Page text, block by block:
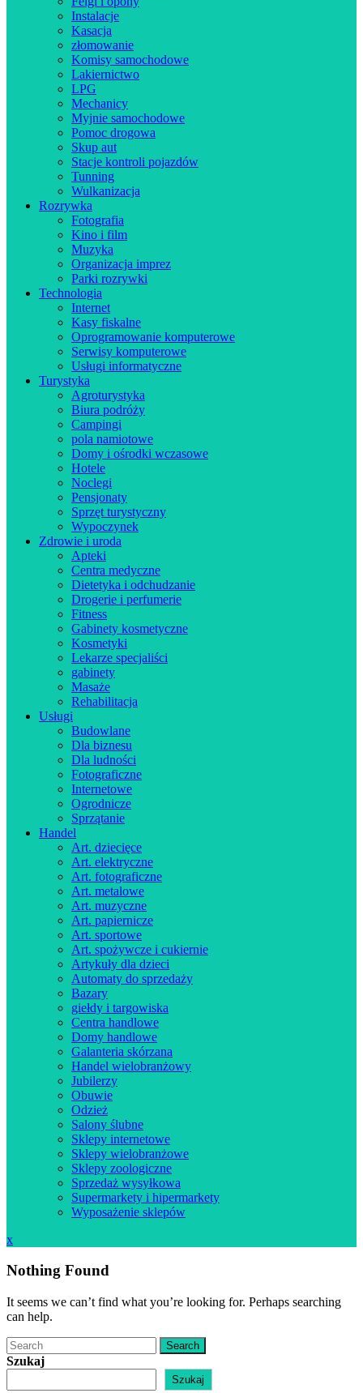
Instalacje
Kasacja
złomowanie
Komisy samochodowe
Lakiernictwo
LPG
Mechanicy
Myjnie samochodowe
Pomoc drogowa
Skup aut
Stacje kontroli pojazdów
Tunning
Wulkanizacja
Rozrywka
Fotografia
Kino i film
Muzyka
Organizacja imprez
Parki rozrywki
Technologia
Internet
Kasy fiskalne
Oprogramowanie komputerowe
Serwisy komputerowe
Usługi informatyczne
Turystyka
Agroturystyka
Biura podróży
Campingi
pola namiotowe
Domy i ośrodki wczasowe
Hotele
Noclegi
Pensjonaty
Sprzęt turystyczny
Wypoczynek
Zdrowie i uroda
Apteki
Centra medyczne
Dietetyka i odchudzanie
Drogerie i perfumerie
Fitness
Gabinety kosmetyczne
Kosmetyki
Lekarze specjaliści
gabinety
Masaże
Rehabilitacja
Usługi
Budowlane
Dla biznesu
Dla ludności
Fotograficzne
Internetowe
Ogrodnicze
Sprzątanie
Handel
Art. dziecięce
Art. elektryczne
Art. fotograficzne
Art. metalowe
Art. muzyczne
Art. papiernicze
Art. sportowe
Art. spożywcze i cukiernie
Artykuły dla dzieci
Automaty do sprzedaży
Bazary
giełdy i targowiska
Centra handlowe
Domy handlowe
Galanteria skórzana
Handel wielobranżowy
Jubilerzy
Obuwie
Odzież
Salony ślubne
Sklepy internetowe
Sklepy wielobranżowe
Sklepy zoologiczne
Sprzedaż wysyłkowa
Supermarkety i hipermarkety
Wyposażenie sklepów
xClose
Nothing Found
It seems we can’t find what you’re looking for. Perhaps searching
can help.
Search
Szukaj
Szukaj